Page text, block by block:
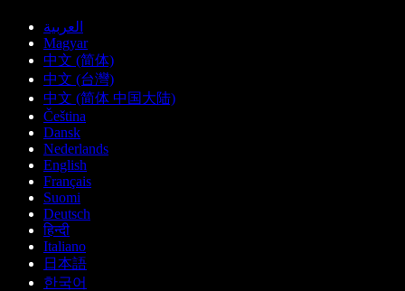
العربية
Magyar
中文 (简体)
中文 (台灣)
中文 (简体 中国大陆)
Čeština
Dansk
Nederlands
English
Français
Suomi
Deutsch
हिन्दी
Italiano
日本語
한국어